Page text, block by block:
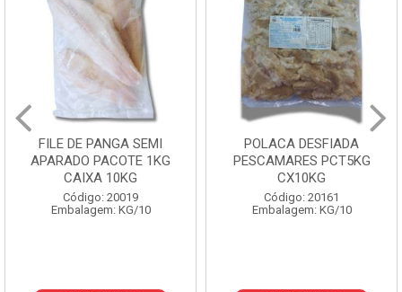
FILE DE PANGA SEMI
APARADO PACOTE 1KG
CAIXA 10KG
Código: 20019
Embalagem: KG/10
POLACA DESFIADA
PESCAMARES PCT5KG
CX10KG
Código: 20161
Embalagem: KG/10